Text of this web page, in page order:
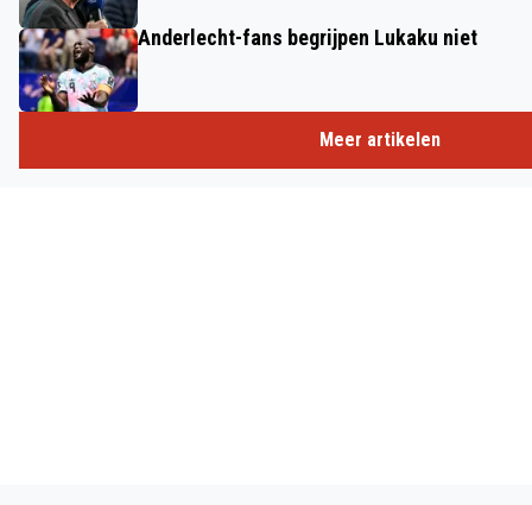
Anderlecht-fans begrijpen Lukaku niet
Meer artikelen